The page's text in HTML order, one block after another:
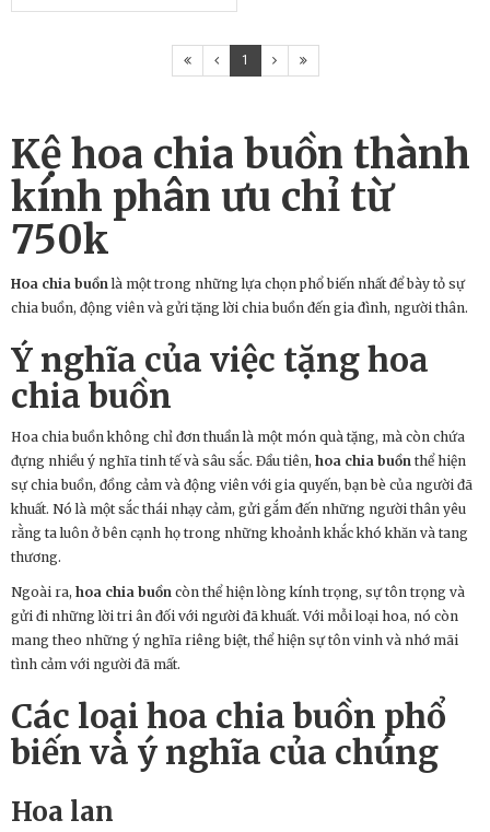
1
Kệ hoa chia buồn thành
kính phân ưu chỉ từ
750k
Hoa chia buồn là một trong những lựa chọn phổ biến nhất để bày tỏ sự
chia buồn, động viên và gửi tặng lời chia buồn đến gia đình, người thân.
Ý nghĩa của việc tặnghoa
chia buồn
Hoa chia buồn không chỉ đơn thuần là một món quà tặng, mà còn chứa
đựng nhiều ý nghĩa tinh tế và sâu sắc. Đầu tiên, hoa chia buồn thể hiện
sự chia buồn, đồng cảm và động viên với gia quyến, bạn bè của người đã
khuất. Nó là một sắc thái nhạy cảm, gửi gắm đến những người thân yêu
rằng ta luôn ở bên cạnh họ trong những khoảnh khắc khó khăn và tang
thương.
Ngoài ra, hoa chia buồn còn thể hiện lòng kính trọng, sự tôn trọng và
gửi đi những lời tri ân đối với người đã khuất. Với mỗi loại hoa, nó còn
mang theo những ý nghĩa riêng biệt, thể hiện sự tôn vinh và nhớ mãi
tình cảm với người đã mất.
Các loại hoa chia buồn phổ
biến và ý nghĩa của chúng
Hoa lan